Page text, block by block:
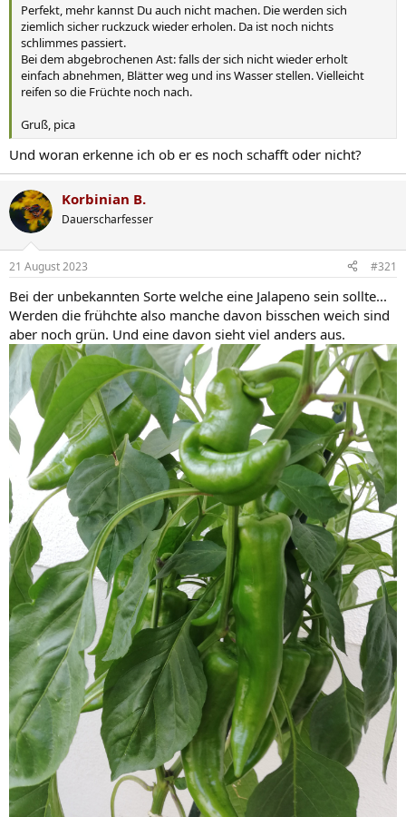
Perfekt, mehr kannst Du auch nicht machen. Die werden sich
ziemlich sicher ruckzuck wieder erholen. Da ist noch nichts
schlimmes passiert.
Bei dem abgebrochenen Ast: falls der sich nicht wieder erholt
einfach abnehmen, Blätter weg und ins Wasser stellen. Vielleicht
reifen so die Früchte noch nach.
Gruß, pica
Und woran erkenne ich ob er es noch schafft oder nicht?
Korbinian B.
Dauerscharfesser
21 August 2023 #321
Bei der unbekannten Sorte welche eine Jalapeno sein sollte...
Werden die frühchte also manche davon bisschen weich sind
aber noch grün. Und eine davon sieht viel anders aus.